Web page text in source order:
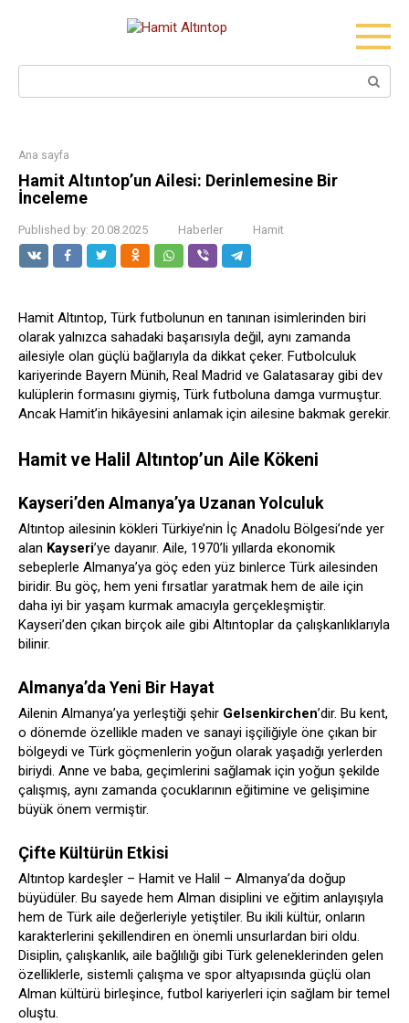
Search:
Ana sayfa
Hamit Altıntop’un Ailesi: Derinlemesine Bir
İnceleme
Published by: 20.08.2025 Haberler Hamit
Hamit Altıntop, Türk futbolunun en tanınan isimlerinden biri
olarak yalnızca sahadaki başarısıyla değil, aynı zamanda
ailesiyle olan güçlü bağlarıyla da dikkat çeker. Futbolculuk
kariyerinde Bayern Münih, Real Madrid ve Galatasaray gibi dev
kulüplerin formasını giymiş, Türk futboluna damga vurmuştur.
Ancak Hamit’in hikâyesini anlamak için ailesine bakmak gerekir.
Hamit ve Halil Altıntop’un Aile Kökeni
Kayseri’den Almanya’ya Uzanan Yolculuk
Altıntop ailesinin kökleri Türkiye’nin İç Anadolu Bölgesi’nde yer
alan Kayseri’ye dayanır. Aile, 1970’li yıllarda ekonomik
sebeplerle Almanya’ya göç eden yüz binlerce Türk ailesinden
biridir. Bu göç, hem yeni fırsatlar yaratmak hem de aile için
daha iyi bir yaşam kurmak amacıyla gerçekleşmiştir.
Kayseri’den çıkan birçok aile gibi Altıntoplar da çalışkanlıklarıyla
bilinir.
Almanya’da Yeni Bir Hayat
Ailenin Almanya’ya yerleştiği şehir Gelsenkirchen’dir. Bu kent,
o dönemde özellikle maden ve sanayi işçiliğiyle öne çıkan bir
bölgeydi ve Türk göçmenlerin yoğun olarak yaşadığı yerlerden
biriydi. Anne ve baba, geçimlerini sağlamak için yoğun şekilde
çalışmış, aynı zamanda çocuklarının eğitimine ve gelişimine
büyük önem vermiştir.
Çifte Kültürün Etkisi
Altıntop kardeşler – Hamit ve Halil – Almanya’da doğup
büyüdüler. Bu sayede hem Alman disiplini ve eğitim anlayışıyla
hem de Türk aile değerleriyle yetiştiler. Bu ikili kültür, onların
karakterlerini şekillendiren en önemli unsurlardan biri oldu.
Disiplin, çalışkanlık, aile bağlılığı gibi Türk geleneklerinden gelen
özelliklerle, sistemli çalışma ve spor altyapısında güçlü olan
Alman kültürü birleşince, futbol kariyerleri için sağlam bir temel
oluştu.